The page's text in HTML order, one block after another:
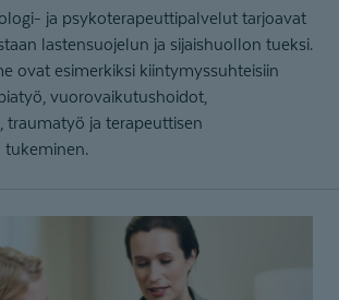
ja psykoterapeuttipalvelut tarjoavat
lastensuojelun ja sijaishuollon tueksi.
ovat esimerkiksi kiintymyssuhteisiin
vuorovaikutushoidot,
traumatyö ja terapeuttisen